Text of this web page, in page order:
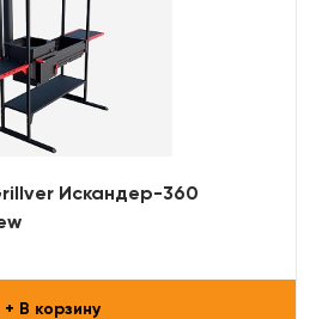
Искандер-360
+ В корзину